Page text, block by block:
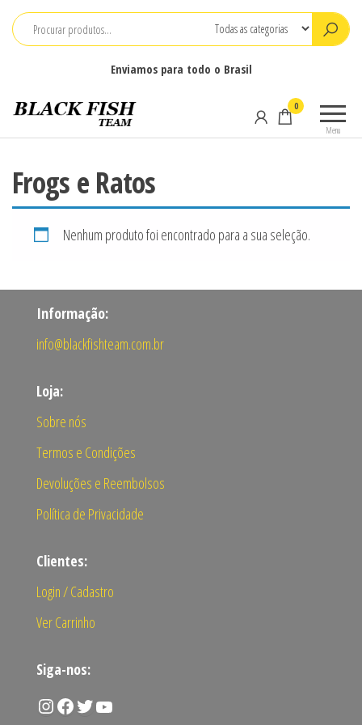
Pular
para
Enviamos para todo o Brasil
Fish
e
Menu
0
Frogs e Ratos
Nenhum produto foi encontrado para a sua seleção.
Informação:
info@blackfishteam.com.br
Loja:
Sobre nós
Termos e Condições
Devoluções e Reembolsos
Política de Privacidade
Clientes:
Login / Cadastro
Ver Carrinho
Siga-nos:
Instagram
Facebook
TwitterYoutube